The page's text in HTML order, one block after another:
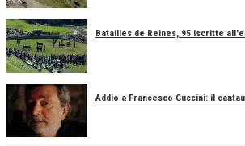
Batailles de Reines, 95 iscritte
Addio a Francesco Guccini: il